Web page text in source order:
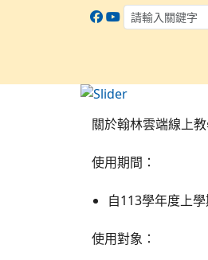
翰林雲端
關於翰林雲端線上
使用期間：
自113學年度上
使用對象：